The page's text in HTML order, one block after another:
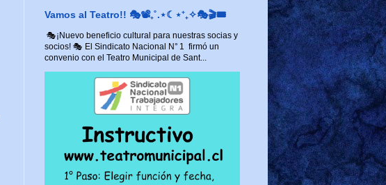
Vamos al Teatro!! 🎭📽️₊˚.⋆☾⋆⁺₊✧🎭🎬🎟️
🎭¡Nuevo beneficio cultural para nuestras socias y
socios! 🎭 El Sindicato Nacional N° 1 firmó un
convenio con el Teatro Municipal de Sant...